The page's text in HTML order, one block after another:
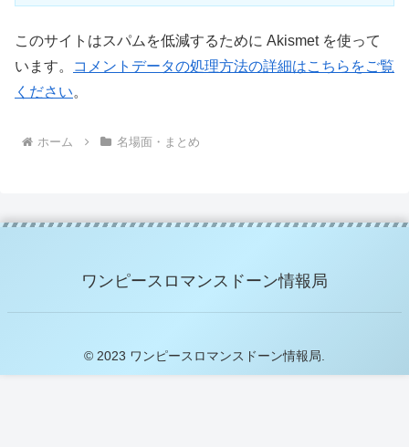
このサイトはスパムを低減するために Akismet を使って
います。
コメントデータの処理方法の詳細はこちらをご覧
ください。
ホーム 名場面・まとめ
ワンピースロマンスドーン情報局
© 2023 ワンピースロマンスドーン情報局.